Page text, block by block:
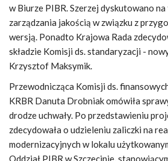
w Biurze PIBR. Szerzej dyskutowano
zarządzania jakością w związku z
wersją. Ponadto Krajowa Rada
składzie Komisji ds. standaryzacji -
Krzysztof Maksymik.
Przewodnicząca Komisji ds.
KRBR Danuta Drobniak omówiła
drodze uchwały. Po przedstawieniu
zdecydowała o udzieleniu zaliczki na
modernizacyjnych w lokalu
Oddział PIBR w Szczecinie,